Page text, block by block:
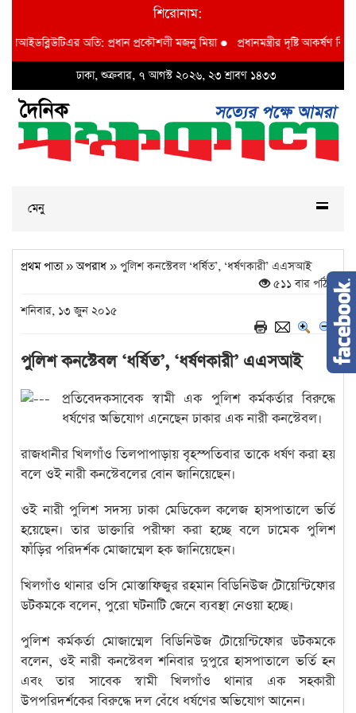
শিরোনাম:
অতি: প্রধান প্রকৌশলী মজনু মিয়া●প্রধানমন্ত্রীর দৃষ্টি আকর্ষণ বি আই
ঢাকা, শুক্রবার, ৭ আগস্ট ২০২৬, ২৩ শ্রাবণ ১৪৩৩
মেনু
প্রথম পাতা»অপরাধ » পুলিশ কনস্টেবল ‘ধর্ষিত’, ‘ধর্ষণকারী’ এএসআই
৫১১ বার পঠিত
শনিবার, ১৩ জুন ২০১৫
পুলিশ কনস্টেবল ‘ধর্ষিত’, ‘ধর্ষণকারী’ এএসআই
প্রতিবেদকসাবেক স্বামী এক পুলিশ কর্মকর্তার বিরুদ্ধে
ধর্ষণের অভিযোগ এনেছেন ঢাকার এক নারী কনস্টেবল।
রাজধানীর খিলগাঁও তিলপাপাড়ায় বৃহস্পতিবার তাকে ধর্ষণ করা হয়
বলে ওই নারী কনস্টেবলের বোন জানিয়েছেন।
ওই নারী পুলিশ সদস্য ঢাকা মেডিকেল কলেজ হাসপাতালে ভর্তি
হয়েছেন। তার ডাক্তারি পরীক্ষা করা হচ্ছে বলে ঢামেক পুলিশ
ফাঁড়ির পরিদর্শক মোজাম্মেল হক জানিয়েছেন।
খিলগাঁও থানার ওসি মোস্তাফিজুর রহমান বিডিনিউজ টোয়েন্টিফোর
ডটকমকে বলেন, পুরো ঘটনাটি জেনে ব্যবস্থা নেওয়া হচ্ছে।
পুলিশ কর্মকর্তা মোজাম্মেল বিডিনিউজ টোয়েন্টিফোর ডটকমকে
বলেন, ওই নারী কনস্টেবল শনিবার দুপুরে হাসপাতালে ভর্তি হন
এবং তার সাবেক স্বামী খিলগাঁও থানার এক সহকারী
উপপরিদর্শকের বিরুদ্ধে দল বেঁধে ধর্ষণের অভিযোগ আনেন।